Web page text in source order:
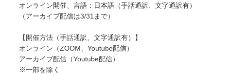
オンライン開催、言語：日本語（手話通訳、文字通訳有）
（アーカイブ配信は3/31まで）
【開催方法（手話通訳、文字通訳有）】
オンライン（ZOOM、Youtube配信）
アーカイブ配信（Youtube配信）
※一部を除く